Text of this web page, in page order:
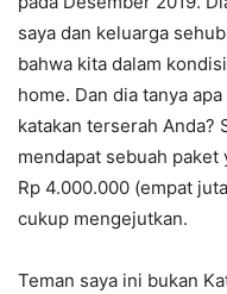
saya dan keluarga
bahwa kita dalam
home. Dan dia tanya
katakan terserah Anda?
mendapat sebuah
Rp 4.000.000 (empat
cukup mengejutkan.
Teman saya ini bukan